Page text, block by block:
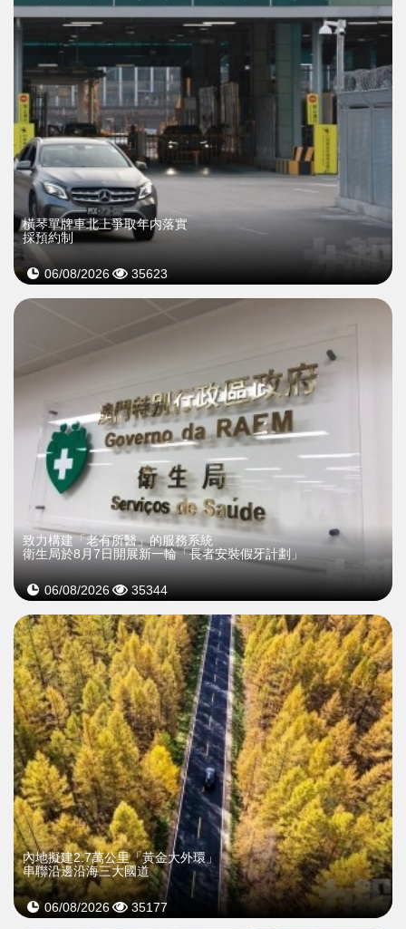
橫琴單牌車北上爭取年内落實
採預約制
06/08/2026 35623
致力構建「老有所醫」的服務系統
衛生局於8月7日開展新一輪「長者安裝假牙計劃」
06/08/2026 35344
內地擬建2.7萬公里「黃金大外環」
串聯沿邊沿海三大國道
06/08/2026 35177